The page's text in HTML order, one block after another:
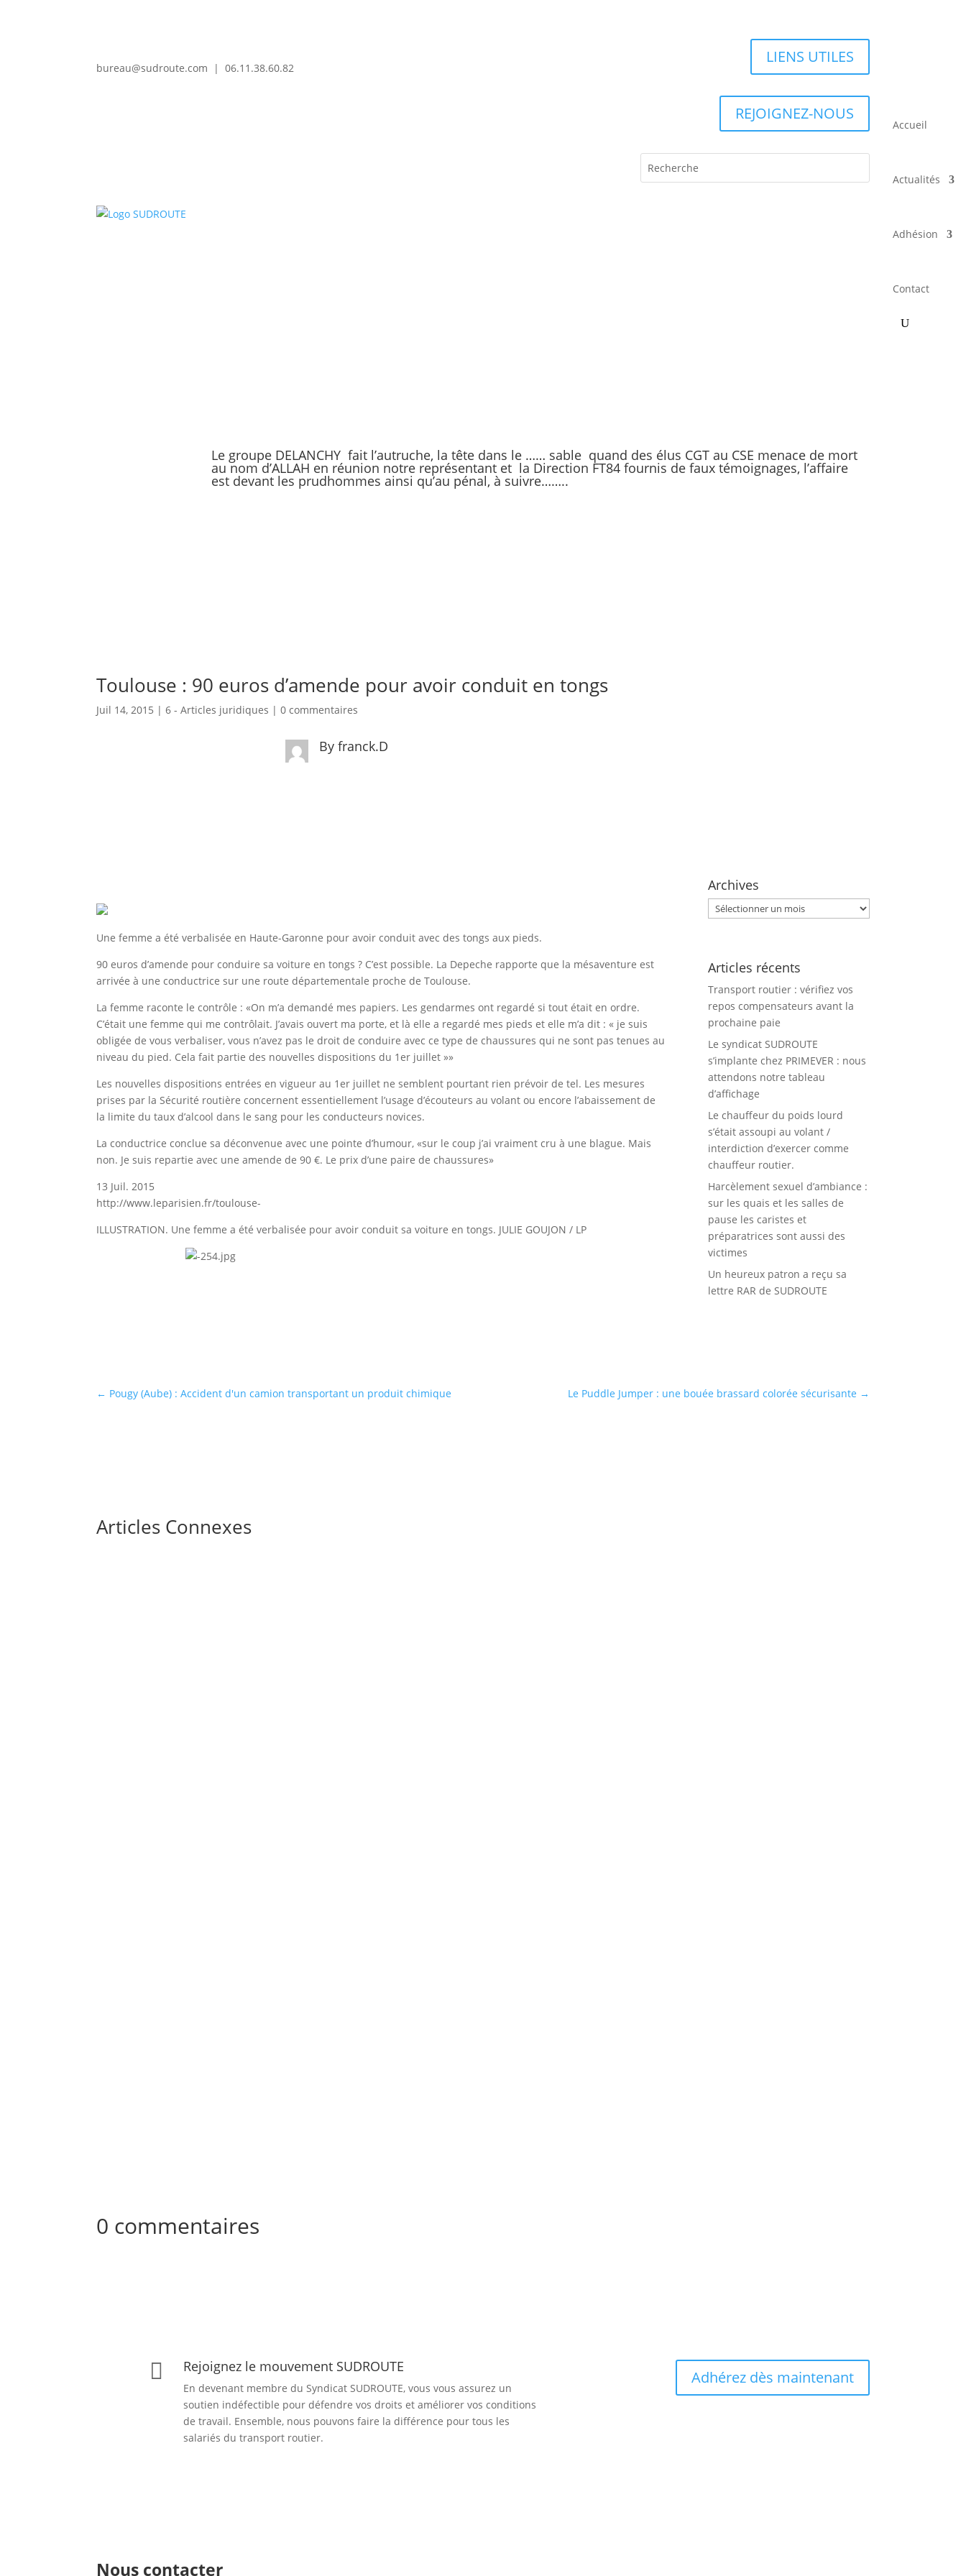
bureau@sudroute.com | 06.11.38.60.82
Accueil
Actualités
Adhésion
Contact
LIENS UTILES
REJOIGNEZ-NOUS
Le groupe DELANCHY fait l’autruche, la tête dans le …… sable quand des élus CGT au CSE menace de mort
au nom d’ALLAH en réunion notre représentant et la Direction FT84 fournis de faux témoignages, l’affaire
est devant les prudhommes ainsi qu’au pénal, à suivre……..
Toulouse : 90 euros d’amende pour avoir conduit en tongs
Juil 14, 2015 |6 - Articles juridiques |0 commentaires
By franck.D
Une femme a été verbalisée en Haute-Garonne pour avoir conduit avec des tongs aux pieds.
90 euros d’amende pour conduire sa voiture en tongs ? C’est possible. La Depeche rapporte que la mésaventure est
arrivée à une conductrice sur une route départementale proche de Toulouse.
La femme raconte le contrôle : «On m’a demandé mes papiers. Les gendarmes ont regardé si tout était en ordre.
C’était une femme qui me contrôlait. J’avais ouvert ma porte, et là elle a regardé mes pieds et elle m’a dit : « je suis
obligée de vous verbaliser, vous n’avez pas le droit de conduire avec ce type de chaussures qui ne sont pas tenues au
niveau du pied. Cela fait partie des nouvelles dispositions du 1er juillet »»
Les nouvelles dispositions entrées en vigueur au 1er juillet ne semblent pourtant rien prévoir de tel. Les mesures
prises par la Sécurité routière concernent essentiellement l’usage d’écouteurs au volant ou encore l’abaissement de
la limite du taux d’alcool dans le sang pour les conducteurs novices.
La conductrice conclue sa déconvenue avec une pointe d’humour, «sur le coup j’ai vraiment cru à une blague. Mais
non. Je suis repartie avec une amende de 90 €. Le prix d’une paire de chaussures»
13 Juil. 2015
http://www.leparisien.fr/toulouse-
ILLUSTRATION. Une femme a été verbalisée pour avoir conduit sa voiture en tongs. JULIE GOUJON / LP
Archives
Archives
Articles récents
Transport routier : vérifiez vos
repos compensateurs avant la
prochaine paie
Le syndicat SUDROUTE
s’implante chez PRIMEVER : nous
attendons notre tableau
d’affichage
Le chauffeur du poids lourd
s’était assoupi au volant /
interdiction d’exercer comme
chauffeur routier.
Harcèlement sexuel d’ambiance :
sur les quais et les salles de
pause les caristes et
préparatrices sont aussi des
victimes
Un heureux patron a reçu sa
lettre RAR de SUDROUTE
← Pougy (Aube) : Accident d'un camion transportant un produit chimique Le Puddle Jumper : une bouée brassard colorée sécurisante →
Articles Connexes
0 commentaires
 Rejoignez le mouvement SUDROUTE
En devenant membre du Syndicat SUDROUTE, vous vous assurez un
soutien indéfectible pour défendre vos droits et améliorer vos conditions
de travail. Ensemble, nous pouvons faire la différence pour tous les
salariés du transport routier.
Adhérez dès maintenant
Nous contacter